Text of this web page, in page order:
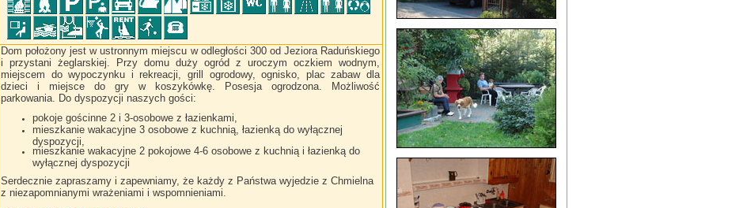
Dom położony jest w ustronnym miejscu w odległości 300 od Jeziora Raduńskiego
i przystani żeglarskiej. Przy domu duży ogród z uroczym oczkiem wodnym,
miejscem do wypoczynku i rekreacji, grill ogrodowy, ognisko, plac zabaw dla
dzieci i miejsce do gry w koszykówkę. Posesja ogrodzona. Możliwość
parkowania. Do dyspozycji naszych gości:
pokoje gościnne 2 i 3-osobowe z łazienkami,
mieszkanie wakacyjne 3 osobowe z kuchnią, łazienką do wyłącznej
dyspozycji,
mieszkanie wakacyjne 2 pokojowe 4-6 osobowe z kuchnią i łazienką do
wyłącznej dyspozycji
Serdecznie zapraszamy i zapewniamy, że każdy z Państwa wyjedzie z Chmielna
z niezapomnianymi wrażeniami i wspomnieniami.